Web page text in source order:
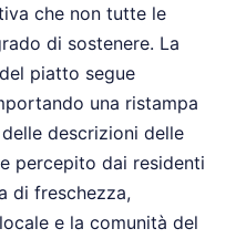
che non tutte le
di sostenere. La
piatto segue
una ristampa
descrizioni delle
percepito dai residenti
di freschezza,
e la comunità del